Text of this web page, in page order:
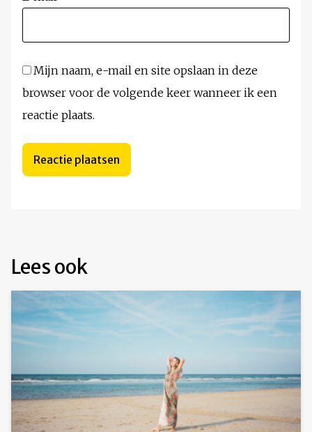
Mijn naam, e-mail en site opslaan in deze
browser voor de volgende keer wanneer ik een
reactie plaats.
Lees ook